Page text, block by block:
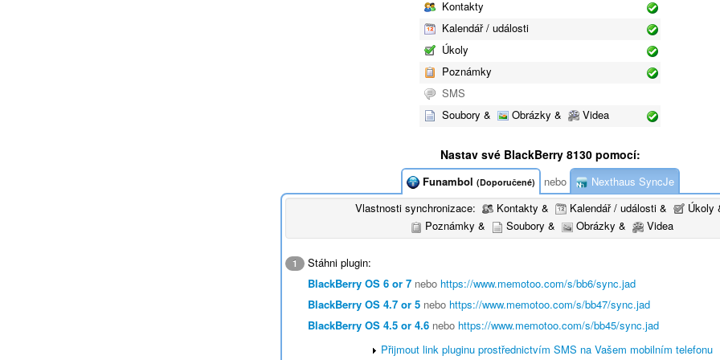
Kontakty
Kalendář / události
Úkoly
Poznámky
SMS
Soubory &
Obrázky & Videa
Nastav své BlackBerry 8130 pomocí:
Funambol (Doporučené) nebo
Nexthaus SyncJe
Vlastnosti synchronizace:
Kontakty & Kalendář / události &
Úkoly
Poznámky &
Soubory & Obrázky & Videa
1
Stáhni plugin:
BlackBerry OS 6 or 7 nebo https://www.memotoo.com/s/bb6/sync.jad
BlackBerry OS 4.7 or 5 nebo https://www.memotoo.com/s/bb47/sync.jad
BlackBerry OS 4.5 or 4.6 nebo https://www.memotoo.com/s/bb45/sync.jad
Přijmout link pluginu prostřednictvím SMS na Vašem mobilním telefonu